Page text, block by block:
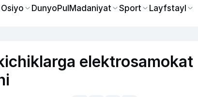
DunyoPulMadaniyat Sport Layfstayl
elektrosamokat